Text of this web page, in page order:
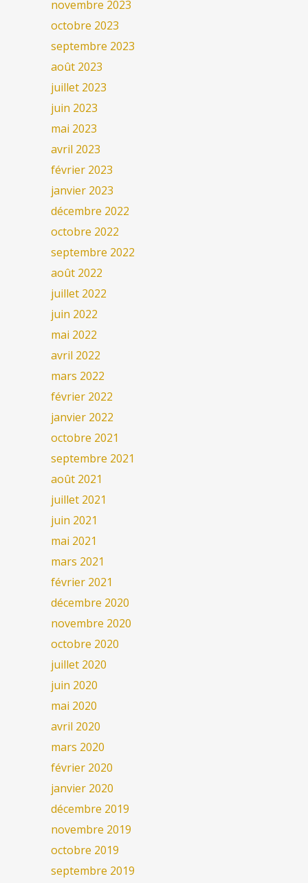
novembre 2023
octobre 2023
septembre 2023
août 2023
juillet 2023
juin 2023
mai 2023
avril 2023
février 2023
janvier 2023
décembre 2022
octobre 2022
septembre 2022
août 2022
juillet 2022
juin 2022
mai 2022
avril 2022
mars 2022
février 2022
janvier 2022
octobre 2021
septembre 2021
août 2021
juillet 2021
juin 2021
mai 2021
mars 2021
février 2021
décembre 2020
novembre 2020
octobre 2020
juillet 2020
juin 2020
mai 2020
avril 2020
mars 2020
février 2020
janvier 2020
décembre 2019
novembre 2019
octobre 2019
septembre 2019